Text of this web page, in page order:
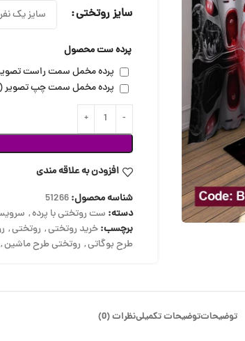
سایز روتختی
پرده ست محصول
پرده مخمل سمت راست
پرده مخمل سمت چپ تصویر
افزودن به علاقه مندی
شناسه محصول:51266
دسته: ست روتختی با پرده,
برچسب:خرید روتختی, روتختی,
طرح بوگاتی, روتختی طرح ماشین,
توضیحاتتوضیحات تکمیلینظرات (0)